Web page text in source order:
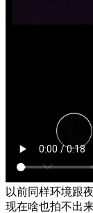
以前同样环境跟
现在啥也拍不出